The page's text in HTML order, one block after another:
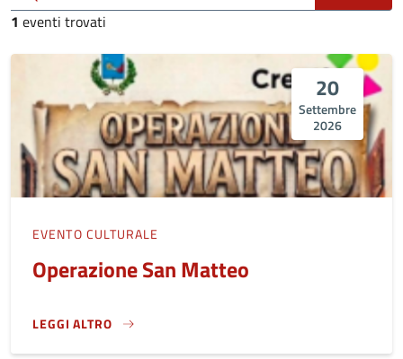
1 eventi trovati
20
Settembre
2026
EVENTO CULTURALE
Operazione San Matteo
LEGGI ALTRO
OPERAZIONE SAN MATTEO}